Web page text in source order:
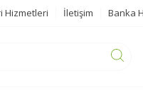
Hizmetleri İletişim Banka